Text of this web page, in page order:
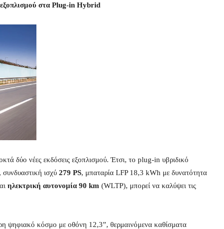
στα Plug-in Hybrid
δύο νέες εκδόσεις εξοπλισμού. Έτσι, το plug-in υβριδικό
ισχύ 279 PS, μπαταρία LFP 18,3 kWh με δυνατότητα
ηλεκτρική αυτονομία 90 km (WLTP), μπορεί να καλύψει τις
ψηφιακό κόσμο με οθόνη 12,3”, θερμαινόμενα καθίσματα